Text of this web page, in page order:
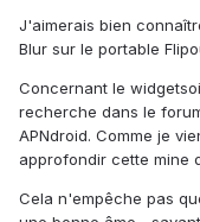
J'aimerais bien
Blur sur le portable
Concernant le
recherche dans le
APNdroid. Comme je
approfondir cette mine
Cela n'empêche pas